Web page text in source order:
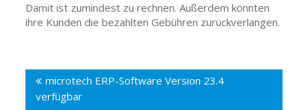
Damit ist zumindest zu rechnen. Außerdem könnten
ihre Kunden die bezahlten Gebühren zurückverlangen.
microtech ERP-Software Version 23.4
verfügbar